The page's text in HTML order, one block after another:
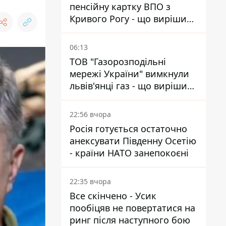
пенсійну картку ВПО з
Кривого Рогу - що вирішив
суд
06:13
ТОВ "Газорозподільні
мережі України" вимкнули
львів'янці газ - що вирішив
суд
22:56 вчора
Росія готується остаточно
анексувати Південну Осетію
- країни НАТО занепокоєні
22:35 вчора
Все скінчено - Усик
пообіцяв не повертатися на
ринг після наступного бою